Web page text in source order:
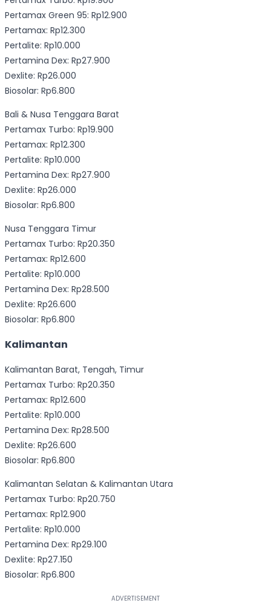
Pertamax Green 95: Rp12.900
Pertamax: Rp12.300
Pertalite: Rp10.000
Pertamina Dex: Rp27.900
Dexlite: Rp26.000
Biosolar: Rp6.800
Bali & Nusa Tenggara Barat
Pertamax Turbo: Rp19.900
Pertamax: Rp12.300
Pertalite: Rp10.000
Pertamina Dex: Rp27.900
Dexlite: Rp26.000
Biosolar: Rp6.800
Nusa Tenggara Timur
Pertamax Turbo: Rp20.350
Pertamax: Rp12.600
Pertalite: Rp10.000
Pertamina Dex: Rp28.500
Dexlite: Rp26.600
Biosolar: Rp6.800
Kalimantan
Kalimantan Barat, Tengah, Timur
Pertamax Turbo: Rp20.350
Pertamax: Rp12.600
Pertalite: Rp10.000
Pertamina Dex: Rp28.500
Dexlite: Rp26.600
Biosolar: Rp6.800
Kalimantan Selatan & Kalimantan Utara
Pertamax Turbo: Rp20.750
Pertamax: Rp12.900
Pertalite: Rp10.000
Pertamina Dex: Rp29.100
Dexlite: Rp27.150
Biosolar: Rp6.800